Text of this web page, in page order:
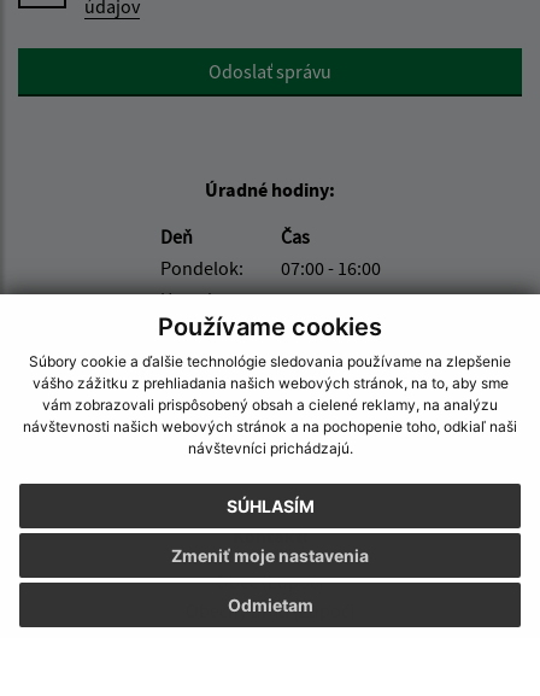
Používame cookies
Súbory cookie a ďalšie technológie sledovania používame na zlepšenie
vášho zážitku z prehliadania našich webových stránok, na to, aby sme
vám zobrazovali prispôsobený obsah a cielené reklamy, na analýzu
návštevnosti našich webových stránok a na pochopenie toho, odkiaľ naši
návštevníci prichádzajú.
SÚHLASÍM
Odmietam
Zmeniť moje nastavenia
údajov
Google reCaptcha ResponseOdoslať správu
Úradné hodiny:
Deň
Čas
Pondelok:
07:00 - 16:00
Utorok:
07:00 - 14:00
Streda:
07:00 - 16:00
Štvrtok:
07:00 - 14:00
Piatok:
07:00 - 15:00
ZMLUVY SÚ ZVEREJNENÉ NA:
Kontakt:
Obec (Lupoč)
Obecný úrad (Lupoč)